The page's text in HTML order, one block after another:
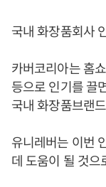
국내 화장품회사
카버코리아는 홈
등으로 인기를 끌
국내 화장품브랜
유니레버는 이번
데 도움이 될 것으